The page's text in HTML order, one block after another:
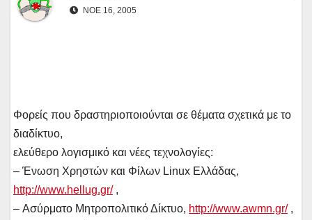
ΝΟΈ 16, 2005
Φορείς που δραστηριοποιούνται σε θέματα σχετικά με το
διαδίκτυο,
ελεύθερο λογισμικό και νέες τεχνολογίες:
– Ένωση Χρηστών και Φίλων Linux Ελλάδας,
http://www.hellug.gr/,
– Ασύρματο Μητροπολιτικό Δίκτυο, http://www.awmn.gr/,